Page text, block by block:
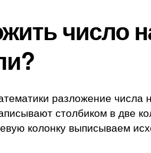
число
разложение числа
столбиком в две
колонку выписываем